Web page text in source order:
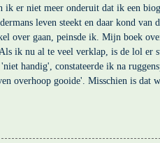
ik er niet meer onderuit dat ik een
leven steekt en daar kond van
over gaan, peinsde ik. Mijn boek
ik nu al te veel verklap, is de lol er
handig', constateerde ik na
overhoop gooide'. Misschien is dat